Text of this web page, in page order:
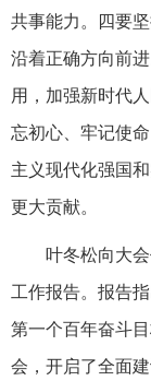
共事能力。四要
沿着正确方向前
用，加强新时代
忘初心、牢记使
主义现代化强国
更大贡献。
叶冬松向大
工作报告。报告
第一个百年奋斗
会，开启了全面